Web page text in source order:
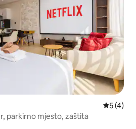
5 (4)
parkirno mjesto, zaštita